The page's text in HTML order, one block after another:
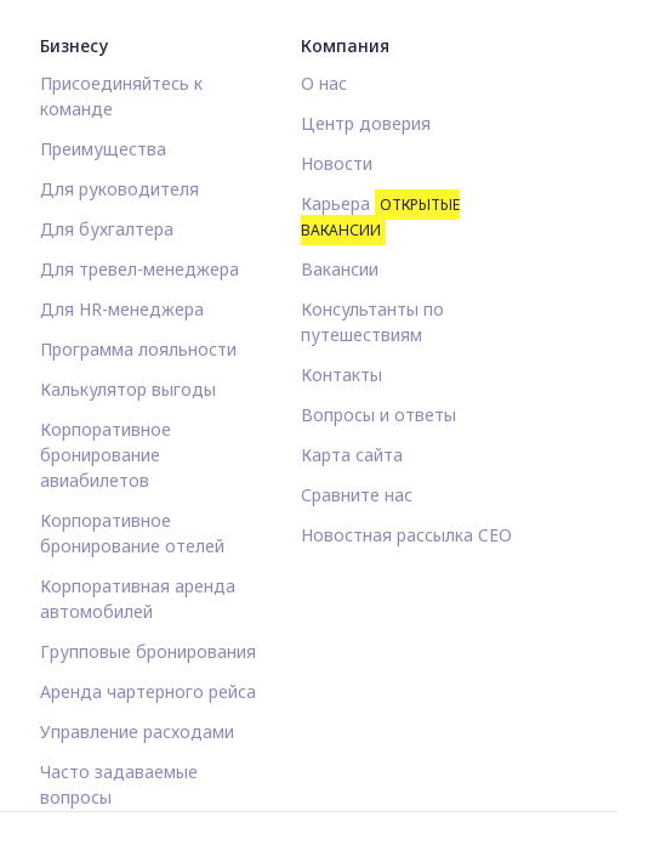
Бизнесу
Присоединяйтесь к
команде
Преимущества
Для руководителя
Для бухгалтера
Для тревел-менеджера
Для HR-менеджера
Программа лояльности
Калькулятор выгоды
Корпоративное
бронирование
авиабилетов
Корпоративное
бронирование отелей
Корпоративная аренда
автомобилей
Групповые бронирования
Аренда чартерного рейса
Управление расходами
Часто задаваемые
вопросы
Компания
О нас
Центр доверия
Новости
Карьера ОТКРЫТЫЕ
ВАКАНСИИ
Вакансии
Консультанты по
путешествиям
Контакты
Вопросы и ответы
Карта сайта
Сравните нас
Новостная рассылка CEO